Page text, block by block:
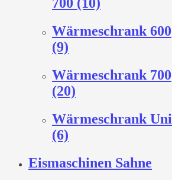
700 (10)
Wärmeschrank 600
(9)
Wärmeschrank 700
(20)
Wärmeschrank Uni
(6)
Eismaschinen Sahne